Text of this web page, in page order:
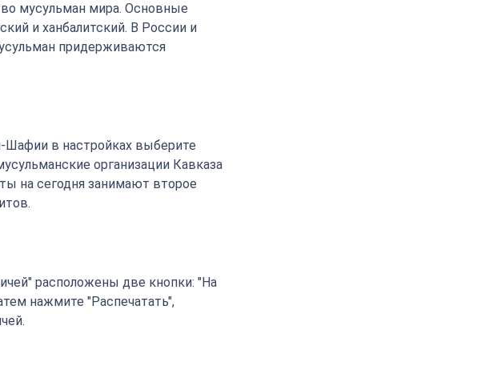
мусульман мира. Основные
и ханбалитский. В России и
придерживаются
в настройках выберите
организации Кавказа
на сегодня занимают второе
расположены две кнопки: "На
нажмите "Распечатать",